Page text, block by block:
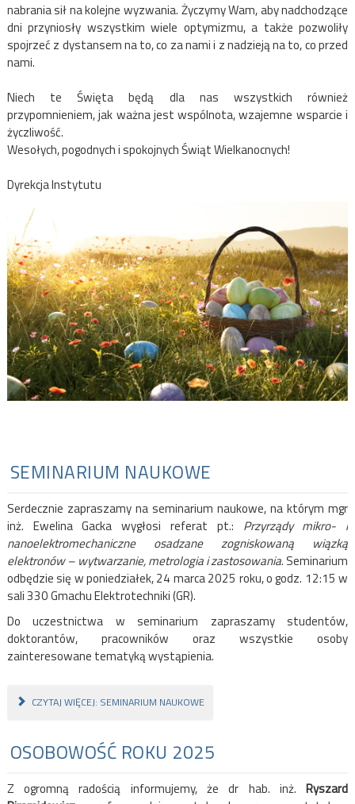
nabrania sił na kolejne wyzwania. Życzymy Wam, aby nadchodzące
dni przyniosły wszystkim wiele optymizmu, a także pozwoliły
spojrzeć z dystansem na to, co za nami i z nadzieją na to, co przed
nami.
Niech te Święta będą dla nas wszystkich również
przypomnieniem, jak ważna jest wspólnota, wzajemne wsparcie i
życzliwość.
Wesołych, pogodnych i spokojnych Świąt Wielkanocnych!
Dyrekcja Instytutu
SEMINARIUM NAUKOWE
Serdecznie zapraszamy na seminarium naukowe, na którym mgr
inż. Ewelina Gacka wygłosi referat pt.: Przyrządy mikro- i
nanoelektromechaniczne osadzane zogniskowaną wiązką
elektronów – wytwarzanie, metrologia i zastosowania. Seminarium
odbędzie się w poniedziałek, 24 marca 2025 roku, o godz. 12:15 w
sali 330 Gmachu Elektrotechniki (GR).
Do uczestnictwa w seminarium zapraszamy studentów,
doktorantów, pracowników oraz wszystkie osoby
zainteresowane tematyką wystąpienia.
CZYTAJ WIĘCEJ: SEMINARIUM NAUKOWE
OSOBOWOŚĆ ROKU 2025
Z ogromną radością informujemy, że dr hab. inż.Ryszard